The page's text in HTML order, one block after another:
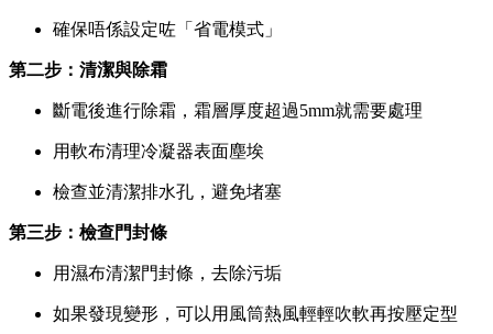
確保唔係設定咗「省電模式」
第二步：清潔與除霜
斷電後進行除霜，霜層厚度超過5mm就需要處理
用軟布清理冷凝器表面塵埃
檢查並清潔排水孔，避免堵塞
第三步：檢查門封條
用濕布清潔門封條，去除污垢
如果發現變形，可以用風筒熱風輕輕吹軟再按壓定型